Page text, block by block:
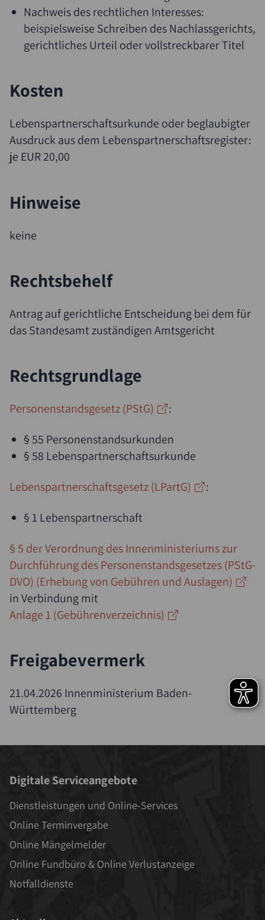
Nachweis des rechtlichen Interesses:
beispielsweise Schreiben des Nachlassgerichts,
gerichtliches Urteil oder vollstreckbarer Titel
Kosten
Lebenspartnerschaftsurkunde oder beglaubigter
Ausdruck aus dem Lebenspartnerschaftsregister:
je EUR 20,00
Hinweise
keine
Rechtsbehelf
Antrag auf gerichtliche Entscheidung bei dem für
das Standesamt zuständigen Amtsgericht
Rechtsgrundlage
Personenstandsgesetz (PStG)
:
§ 55 Personenstandsurkunden
§ 58 Lebenspartnerschaftsurkunde
Lebenspartnerschaftsgesetz (LPartG)
:
§ 1 Lebenspartnerschaft
§ 5 der Verordnung des Innenministeriums zur
Durchführung des Personenstandsgesetzes (PStG-
DVO) (Erhebung von Gebühren und Auslagen)
in Verbindung mit
Anlage 1 (Gebührenverzeichnis)
Freigabevermerk
21.04.2026 Innenministerium Baden-
Württemberg
Digitale Serviceangebote
Dienstleistungen und Online-Services
Online Terminvergabe
Online Mängelmelder
Online Fundbüro & Online Verlustanzeige
Notfalldienste